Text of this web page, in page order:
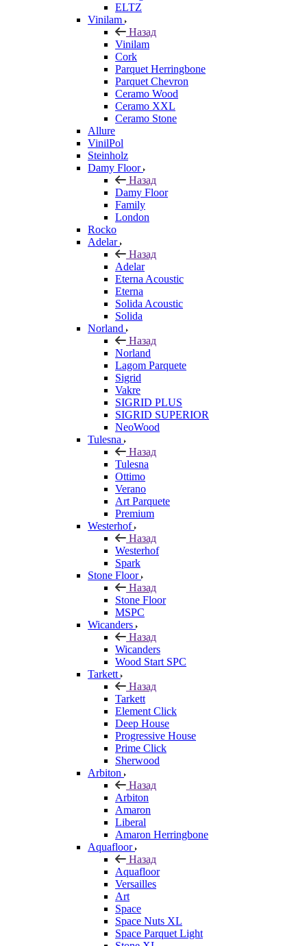
ELTZ
Vinilam
Назад
Vinilam
Cork
Parquet Herringbone
Parquet Chevron
Ceramo Wood
Ceramo XXL
Ceramo Stone
Allure
VinilPol
Steinholz
Damy Floor
Назад
Damy Floor
Family
London
Rocko
Adelar
Назад
Adelar
Eterna Acoustic
Eterna
Solida Acoustic
Solida
Norland
Назад
Norland
Lagom Parquete
Sigrid
Vakre
SIGRID PLUS
SIGRID SUPERIOR
NeoWood
Tulesna
Назад
Tulesna
Ottimo
Verano
Art Parquete
Premium
Westerhof
Назад
Westerhof
Spark
Stone Floor
Назад
Stone Floor
MSPC
Wicanders
Назад
Wicanders
Wood Start SPC
Tarkett
Назад
Tarkett
Element Click
Deep House
Progressive House
Prime Click
Sherwood
Arbiton
Назад
Arbiton
Amaron
Liberal
Amaron Herringbone
Aquafloor
Назад
Aquafloor
Versailles
Art
Space
Space Nuts XL
Space Parquet Light